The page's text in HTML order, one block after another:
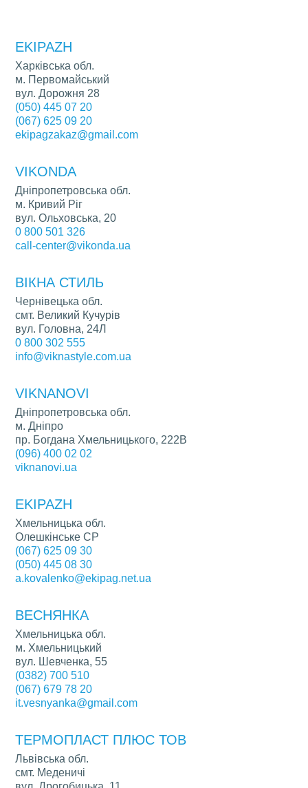
EKIPAZH
Харківська обл.
м. Первомайський
вул. Дорожня 28
(050) 445 07 20
(067) 625 09 20
ekipagzakaz@gmail.com
VIKONDA
Дніпропетровська обл.
м. Кривий Ріг
вул. Ольховська, 20
0 800 501 326
call-center@vikonda.ua
ВІКНА СТИЛЬ
Чернівецька обл.
смт. Великий Кучурів
вул. Головна, 24Л
0 800 302 555
info@viknastyle.com.ua
VIKNANOVI
Дніпропетровська обл.
м. Дніпро
пр. Богдана Хмельницького, 222В
(096) 400 02 02
viknanovi.ua
EKIPAZH
Хмельницька обл.
Олешкінське СР
(067) 625 09 30
(050) 445 08 30
a.kovalenko@ekipag.net.ua
ВЕСНЯНКА
Хмельницька обл.
м. Хмельницький
вул. Шевченка, 55
(0382) 700 510
(067) 679 78 20
it.vesnyanka@gmail.com
ТЕРМОПЛАСТ ПЛЮС ТОВ
Львівська обл.
смт. Меденичі